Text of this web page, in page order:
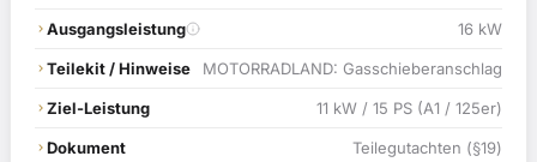
Ausgangsleistung 16 kW
Teilekit / Hinweise MOTORRADLAND: Gasschieberanschlag
Ziel-Leistung 11 kW / 15 PS (A1 / 125er)
Dokument Teilegutachten (§19)